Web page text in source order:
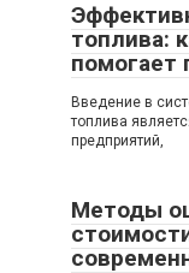
топлива:
помогает
Введение в
топлива
предприятий,
Методы